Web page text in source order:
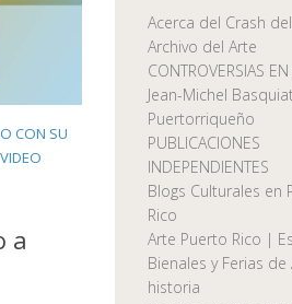
CON SU
VIDEO
a
Acerca del Crash
Archivo del Arte
CONTROVERSIAS EN
Jean-Michel Basquiat
Puertorriqueño
PUBLICACIONES
INDEPENDIENTES
Blogs Culturales en
Rico
Arte Puerto Rico |
Bienales y Ferias de
historia